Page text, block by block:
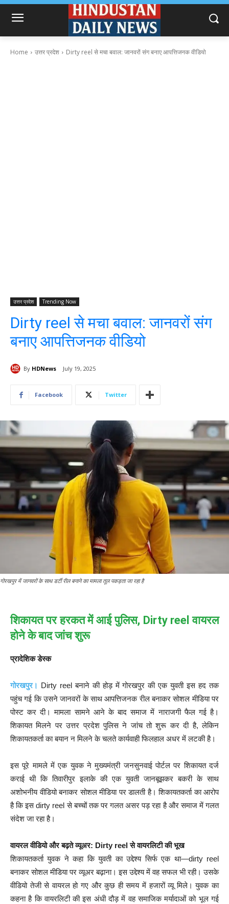
Home उत्तर प्रदेश Dirty reel से मचा बवाल: जानवरों संग बनाए आपत्तिजनक वीडियो
उत्तर प्रदेश Trending Now
Dirty reel से मचा बवाल: जानवरों संग
बनाए आपत्तिजनक वीडियो
By HDNews July 19, 2025
Facebook Twitter
गोरखपुर में जानवरों के साथ डर्टी रील बनाने का मामला तूल पकड़ता जा रहा है
शिकायत पर हरकत में आई पुलिस, Dirty reel वायरल
होने के बाद जांच शुरू
प्रादेशिक डेस्क
गोरखपुर। Dirty reel बनाने की होड़ में गोरखपुर की एक युवती इस हद तक
पहुंच गई कि उसने जानवरों के साथ आपत्तिजनक रील बनाकर सोशल मीडिया पर
पोस्ट कर दी। मामला सामने आने के बाद समाज में नाराजगी फैल गई है।
शिकायत मिलने पर उत्तर प्रदेश पुलिस ने जांच तो शुरू कर दी है, लेकिन
शिकायतकर्ता का बयान न मिलने के चलते कार्यवाही फिलहाल अधर में लटकी है।
इस पूरे मामले में एक युवक ने मुख्यमंत्री जनसुनवाई पोर्टल पर शिकायत दर्ज
कराई थी कि तिवारीपुर इलाके की एक युवती जानबूझकर बकरी के साथ
अशोभनीय वीडियो बनाकर सोशल मीडिया पर डालती है। शिकायतकर्ता का आरोप
है कि इस dirty reel से बच्चों तक पर गलत असर पड़ रहा है और समाज में गलत
संदेश जा रहा है।
वायरल वीडियो और बढ़ते व्यूअर: Dirty reel से वायरलिटी की भूख
शिकायतकर्ता युवक ने कहा कि युवती का उद्देश्य सिर्फ एक था—dirty reel
बनाकर सोशल मीडिया पर व्यूअर बढ़ाना। इस उद्देश्य में वह सफल भी रही। उसके
वीडियो तेजी से वायरल हो गए और कुछ ही समय में हजारों व्यू मिले। युवक का
कहना है कि वायरलिटी की इस अंधी दौड़ में वह समाजिक मर्यादाओं को भूल गई